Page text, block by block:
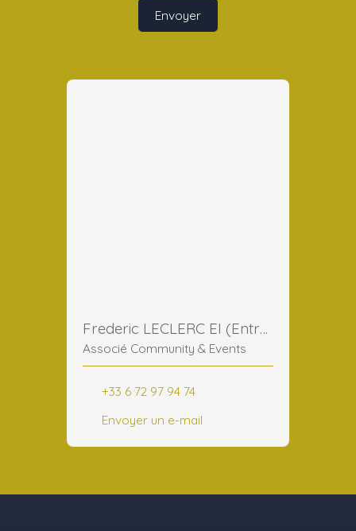
Envoyer
Frederic LECLERC EI (Entreprise Individuelle)
Associé Community & Events
+33 6 72 97 94 74
Envoyer un e-mail